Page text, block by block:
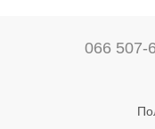
066 507-